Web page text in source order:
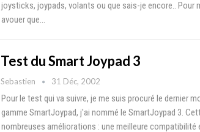
joysticks, joypads, volants ou que sais-je encore.. Pour
avouer que…
Test du Smart Joypad 3
Sebastien 31 Déc, 2002
Pour le test qui va suivre, je me suis procuré le dernier
gamme SmartJoypad, j'ai nommé le SmartJoypad 3.
nombreuses améliorations : une meilleure compatibilité